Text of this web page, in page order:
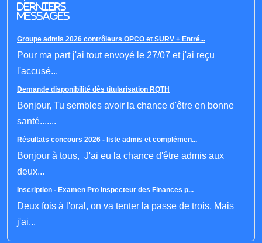
derniers
messages
Groupe admis 2026 contrôleurs OPCO et SURV + Entré...
Pour ma part j'ai tout envoyé le 27/07 et j'ai reçu
l'accusé...
Demande disponibilité dès titularisation RQTH
Bonjour, Tu sembles avoir la chance d'être en bonne
santé.......
Résultats concours 2026 - liste admis et complémen...
Bonjour à tous, J'ai eu la chance d'être admis aux
deux...
Inscription - Examen Pro Inspecteur des Finances p...
Deux fois à l'oral, on va tenter la passe de trois. Mais
j'ai...